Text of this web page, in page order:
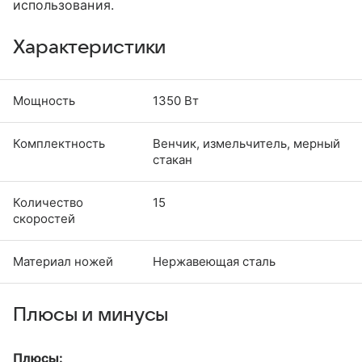
использования.
Характеристики
Мощность 1350 Вт
Комплектность
Венчик, измельчитель, мерный
стакан
Количество
скоростей
15
Материал ножей Нержавеющая сталь
Плюсы и минусы
Плюсы: